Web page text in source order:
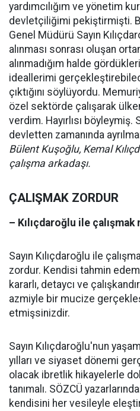
yardımcılığım ve yönetim
devletçiliğimi pekiştirmişti.
Genel Müdürü Sayın
alınması sonrası oluşan
alınmadığım halde
ideallerimi
çıktığını söylüyordu.
özel sektörde çalışarak
verdim. Hayırlısı böyleymiş.
devletten zamanında
Bülent Kuşoğlu, Kemal
çalışma arkadaşı.
ÇALIŞMAK ZORDUR
– Kılıçdaroğlu ile çalışmak
Sayın Kılıçdaroğlu ile
zordur. Kendisi tahmin
kararlı, detaycı ve
azmiyle bir mucize
etmişsinizdir.
Sayın Kılıçdaroğlu'nun
yılları ve siyaset dönemi
olacak ibretlik hikayelerle
tanımalı. SÖZCÜ
kendisini her vesileyle